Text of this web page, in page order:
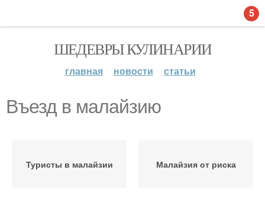
ШЕДЕВРЫ КУЛИНАРИИ
главная новости статьи
Въезд в малайзию
Туристы в малайзии Малайзия от риска
5